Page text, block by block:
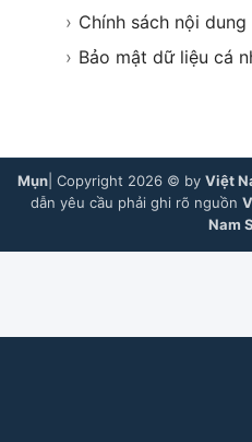
› Chính sách nội dung
› Bảo mật dữ liệu cá
Mụn | Copyright 2026 © by Việt
dẫn yêu cầu phải ghi rõ nguồn
Nam